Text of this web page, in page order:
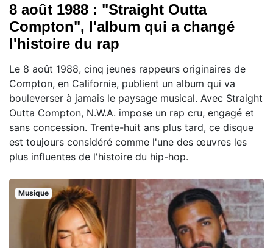
8 août 1988 : "Straight Outta
Compton", l'album qui a changé
l'histoire du rap
Le 8 août 1988, cinq jeunes rappeurs originaires de
Compton, en Californie, publient un album qui va
bouleverser à jamais le paysage musical. Avec Straight
Outta Compton, N.W.A. impose un rap cru, engagé et
sans concession. Trente-huit ans plus tard, ce disque
est toujours considéré comme l'une des œuvres les
plus influentes de l'histoire du hip-hop.
Musique